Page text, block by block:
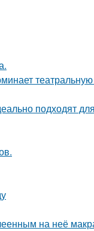
театральную
подходят
на неё